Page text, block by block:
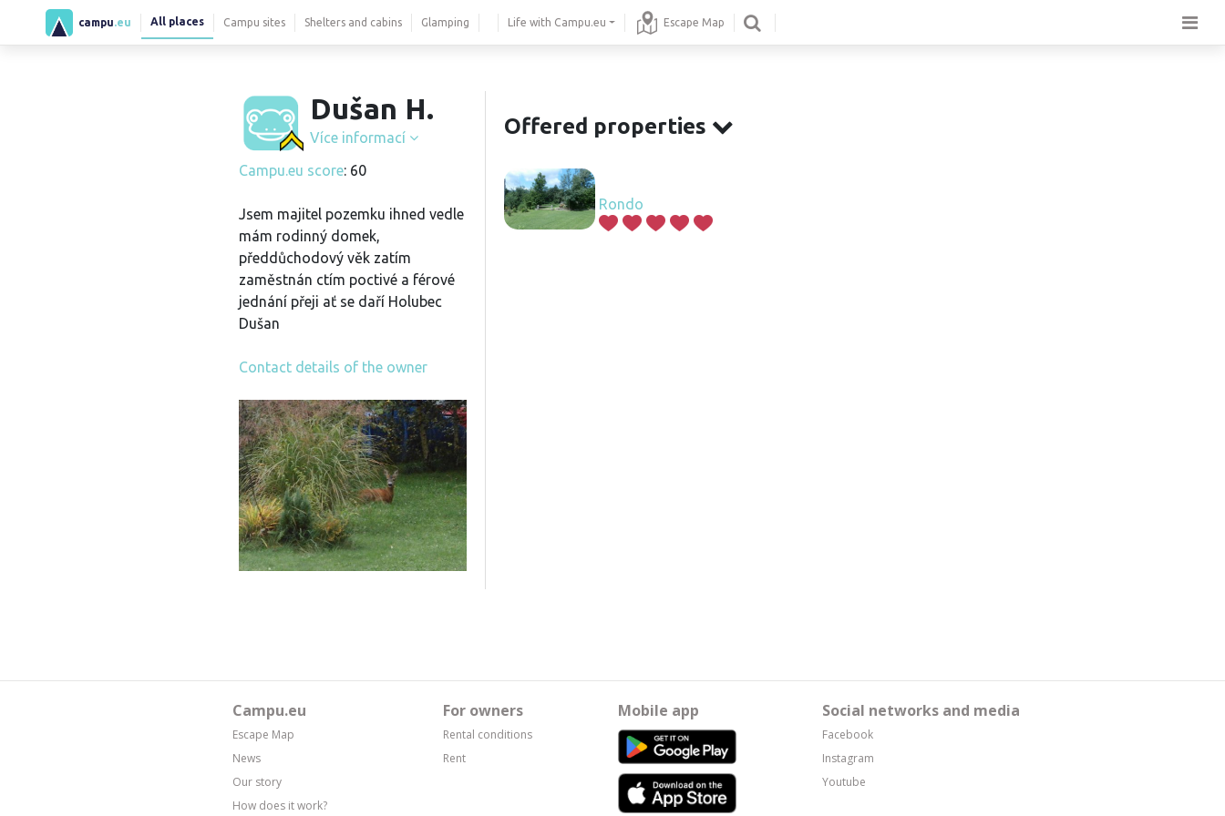
campu .eu All places Campu sites Shelters and cabins Glamping Life with Campu.eu Escape Map
Dušan H.
Více informací
Campu.eu score: 60
Jsem majitel pozemku ihned vedle
mám rodinný domek,
předdůchodový věk zatím
zaměstnán ctím poctivé a férové
jednání přeji ať se daří Holubec
Dušan
Contact details of the owner
Offered properties
Rondo
Campu.eu
Escape Map
News
Our story
How does it work?
For owners
Rental conditions
Rent
Mobile app Social networks and media
Facebook
Instagram
Youtube